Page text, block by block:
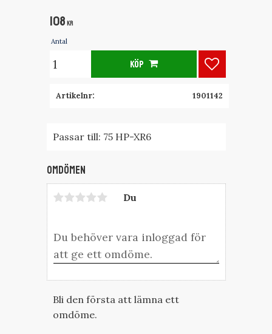
108 KR
Antal
KÖP Lägg till i
Artikelnr 1901142
Passar till: 75 HP-XR6
Omdömen
Du
Bli den första att lämna ett
omdöme.